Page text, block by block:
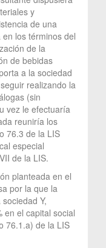
y
de una
los términos del
de la
de bebidas
a la sociedad
realizando la
(sin
vez le efectuaría
reuniría los
76.3 de la LIS
especial
de la LIS.
planteada en el
por la que la
Y,
en el capital social
76.1.a) de la LIS